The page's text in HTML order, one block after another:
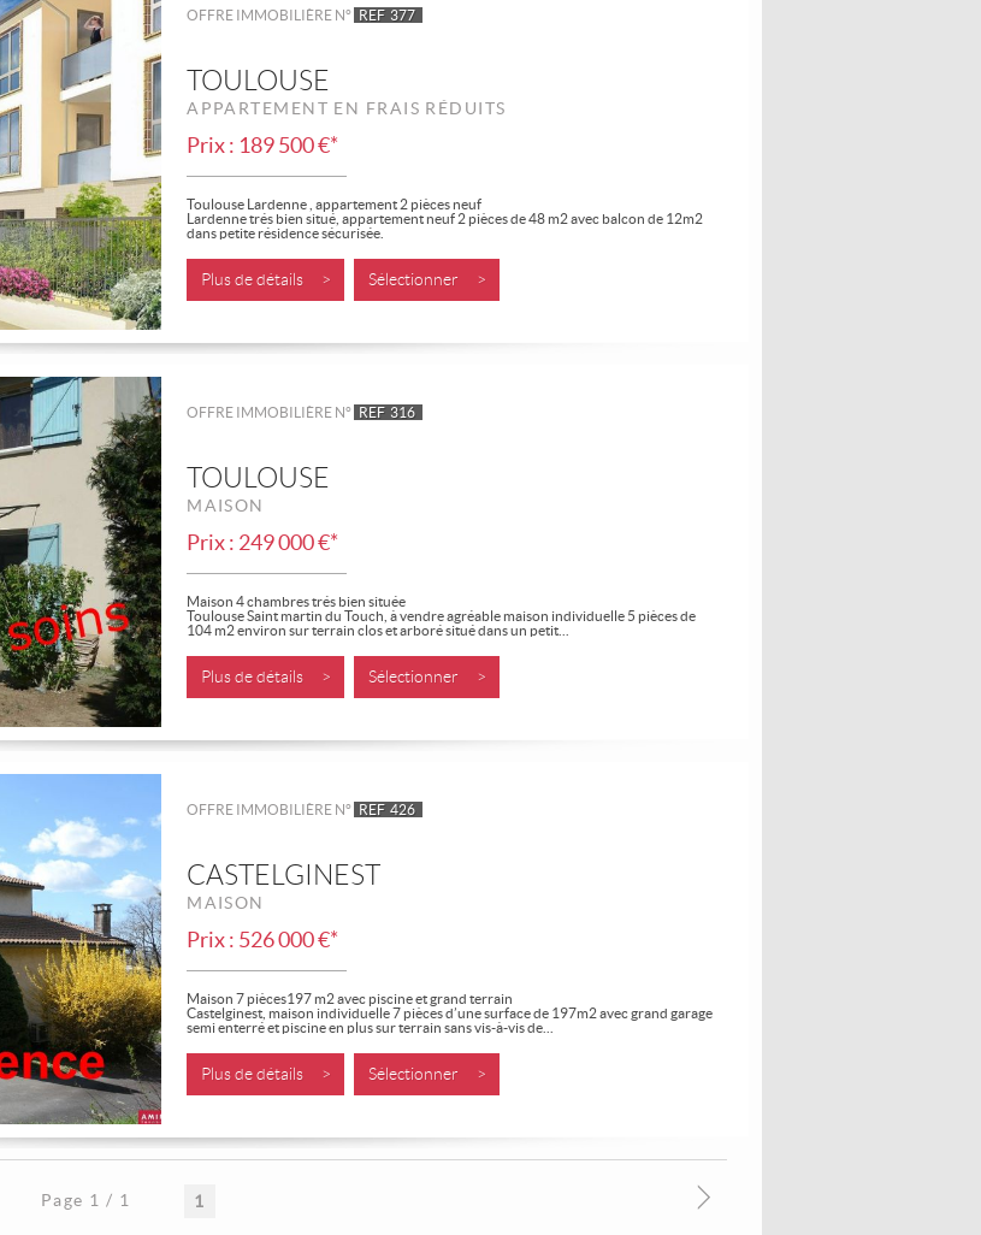
OFFRE IMMOBILIÈRE N° REF 377
TOULOUSE
APPARTEMENT EN FRAIS RÉDUITS
Prix : 189 500 €*
Toulouse Lardenne , appartement 2 pièces neuf
Lardenne trés bien situé, appartement neuf 2 pièces de 48 m2 avec balcon de 12m2
dans petite résidence sécurisée.
Plus de détails > Sélectionner >
OFFRE IMMOBILIÈRE N° REF 316
TOULOUSE
MAISON
Prix : 249 000 €*
Maison 4 chambres trés bien située
Toulouse Saint martin du Touch, à vendre agréable maison individuelle 5 pièces de
104 m2 environ sur terrain clos et arboré situé dans un petit...
Plus de détails > Sélectionner >
OFFRE IMMOBILIÈRE N° REF 426
CASTELGINEST
MAISON
Prix : 526 000 €*
Maison 7 pièces197 m2 avec piscine et grand terrain
Castelginest, maison individuelle 7 pièces d’une surface de 197m2 avec grand garage
semi enterré et piscine en plus sur terrain sans vis-à-vis de...
Plus de détails > Sélectionner >
Page 1 / 1 1